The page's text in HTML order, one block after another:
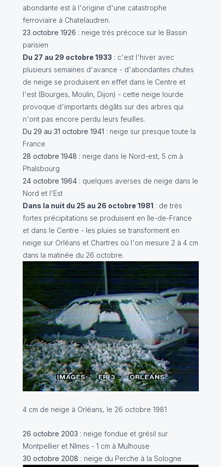
abondante est à l'origine d'une catastrophe
ferroviaire à Chatelaudren.
23 octobre 1926 : neige très précoce sur le Bassin
parisien
Du 27 au 29 octobre 1933 : c'est l'hiver avec
plusieurs semaines d'avance - d'abondantes chutes
de neige se produisent en effet dans le Centre et
l'est (Bourges, Moulin, Dijon) - cette neige lourde
provoque d'importants dégâts sur des arbres qui
n'ont pas encore perdu leurs feuilles.
Du 29 au 31 octobre 1941 : neige sur presque toute la
France
28 octobre 1948 : neige dans le Nord-est, 5 cm à
Phalsbourg
24 octobre 1964: quelques averses de neige dans le
Nord et l'Est
Dans la nuit du 25 au 26 octobre 1981 : de très
fortes précipitations se produisent en Ile-de-France
et dans le Centre - les pluies se transforment en
neige sur Orléans et Chartres où l'on mesure 2 à 4 cm
dans la matinée du 26 octobre.
4 cm de neige à Orléans, le 26 octobre 1981
26 octobre 2003 : neige fondue et grésil sur
Montpellier et Nîmes - 1 cm à Mulhouse
30 octobre 2008 : neige du Perche à la Sologne